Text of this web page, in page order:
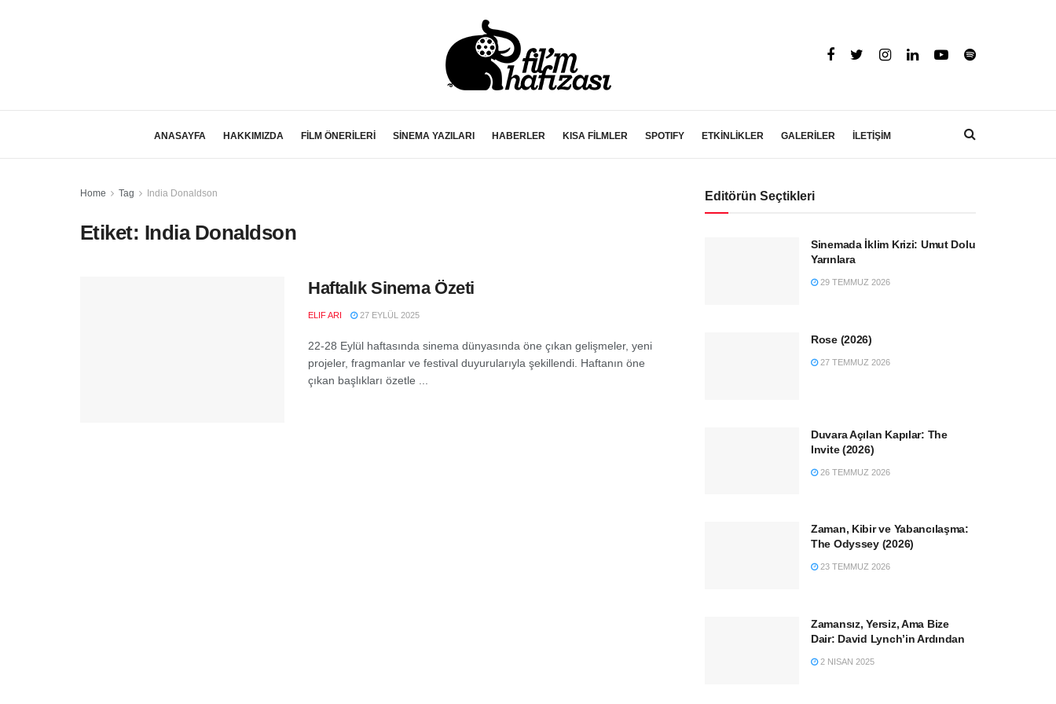
ANASAYFA HAKKIMIZDA FİLM ÖNERİLERİ SİNEMA YAZILARI HABERLER KISA FİLMLER SPOTIFY ETKİNLİKLER GALERİLER İLETİŞİM
Home Tag India Donaldson
Etiket: India Donaldson
Haftalık Sinema Özeti
ELIF ARI 27 EYLÜL 2025
22-28 Eylül haftasında sinema dünyasında öne çıkan gelişmeler, yeni
projeler, fragmanlar ve festival duyurularıyla şekillendi. Haftanın öne
çıkan başlıkları özetle ...
Editörün Seçtikleri
Sinemada İklim Krizi: Umut Dolu
Yarınlara
29 TEMMUZ 2026
Rose (2026)
27 TEMMUZ 2026
Duvara Açılan Kapılar: The
Invite (2026)
26 TEMMUZ 2026
Zaman, Kibir ve Yabancılaşma:
The Odyssey (2026)
23 TEMMUZ 2026
Zamansız, Yersiz, Ama Bize
Dair: David Lynch’in Ardından
2 NISAN 2025